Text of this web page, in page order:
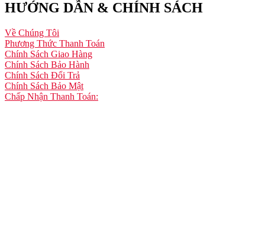
HƯỚNG DẪN & CHÍNH SÁCH
Về Chúng Tôi
Phương Thức Thanh Toán
Chính Sách Giao Hàng
Chính Sách Bảo Hành
Chính Sách Đổi Trả
Chính Sách Bảo Mật
Chấp Nhận Thanh Toán: